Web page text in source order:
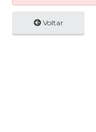
Voltar